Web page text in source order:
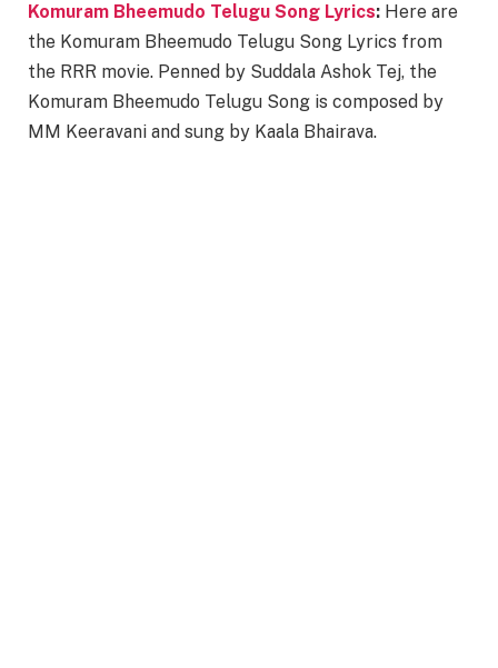
Komuram Bheemudo Telugu Song Lyrics: Here are
the Komuram Bheemudo Telugu Song Lyrics from
the RRR movie. Penned by Suddala Ashok Tej, the
Komuram Bheemudo Telugu Song is composed by
MM Keeravani and sung by Kaala Bhairava.